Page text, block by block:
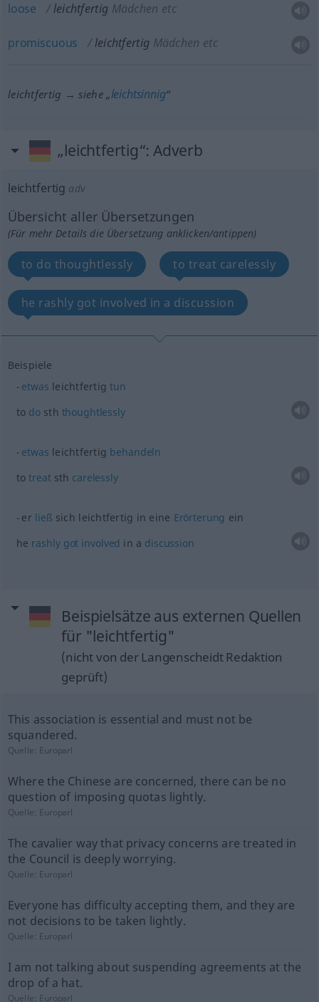
loose leichtfertig Mädchen etc
promiscuous leichtfertig Mädchen etc
leichtfertig → siehe „leichtsinnig“
„leichtfertig“: Adverb
leichtfertig adv
Übersicht aller Übersetzungen
(Für mehr Details die Übersetzung anklicken/antippen)
to do thoughtlessly to treat carelessly
he rashly got involved in a discussion
Beispiele
etwas leichtfertigtun
to do sth thoughtlessly
etwas leichtfertig behandeln
totreatsth carelessly
er ließ sich leichtfertig in eine Erörterung ein
he rashly got involved in a discussion
Beispielsätze aus externen Quellen
für "leichtfertig"
(nicht von der Langenscheidt Redaktion
geprüft)
This association is essential and must not be
squandered.
Quelle: Europarl
Where the Chinese are concerned, there can be no
question of imposing quotas lightly.
Quelle: Europarl
The cavalier way that privacy concerns are treated in
the Council is deeply worrying.
Quelle: Europarl
Everyone has difficulty accepting them, and they are
not decisions to be taken lightly.
Quelle: Europarl
I am not talking about suspending agreements at the
drop of a hat.
Quelle: Europarl